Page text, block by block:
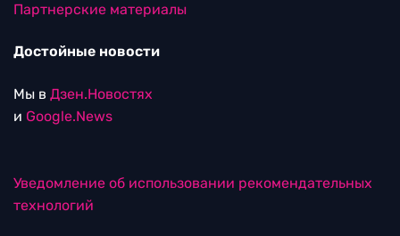
Партнерские материалы
Достойные новости
Мы в Дзен.Новостях
и Google.News
Уведомление об использовании рекомендательных
технологий